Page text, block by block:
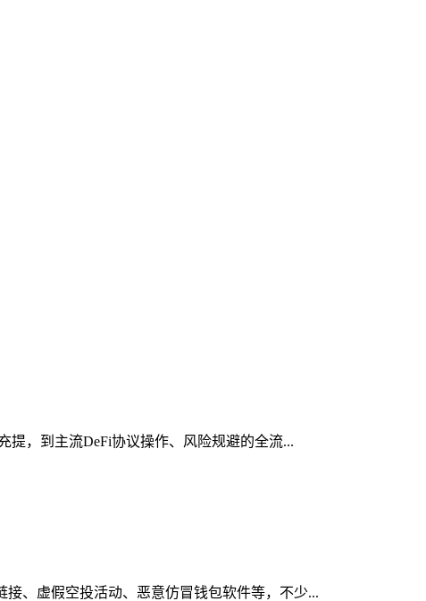
提，到主流DeFi协议操作、风险规避的全流...
、虚假空投活动、恶意仿冒钱包软件等，不少...